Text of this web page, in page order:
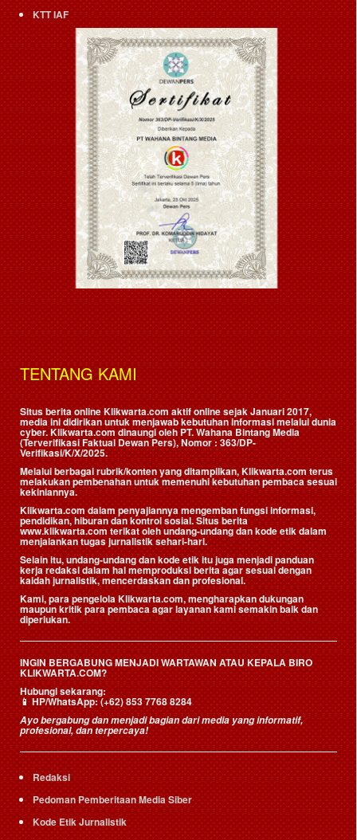
KTT IAF
TENTANG KAMI
Situs berita online Klikwarta.com aktif online sejak Januari 2017,
media ini didirikan untuk menjawab kebutuhan informasi melalui dunia
cyber. Klikwarta.com dinaungi oleh PT. Wahana Bintang Media
(Terverifikasi Faktual Dewan Pers), Nomor : 363/DP-
Verifikasi/K/X/2025.
Melalui berbagai rubrik/konten yang ditampilkan, Klikwarta.com terus
melakukan pembenahan untuk memenuhi kebutuhan pembaca sesuai
kekiniannya.
Klikwarta.com dalam penyajiannya mengemban fungsi informasi,
pendidikan, hiburan dan kontrol sosial. Situs berita
www.klikwarta.com terikat oleh undang-undang dan kode etik dalam
menjalankan tugas jurnalistik sehari-hari.
Selain itu, undang-undang dan kode etik itu juga menjadi panduan
kerja redaksi dalam hal memproduksi berita agar sesuai dengan
kaidah jurnalistik, mencerdaskan dan profesional.
Kami, para pengelola Klikwarta.com, mengharapkan dukungan
maupun kritik para pembaca agar layanan kami semakin baik dan
diperlukan.
INGIN BERGABUNG MENJADI WARTAWAN ATAU KEPALA BIRO
KLIKWARTA.COM?
Hubungi sekarang:
📱HP/WhatsApp:(+62) 853 7768 8284
Ayo bergabung dan menjadi bagian dari media yang informatif,
profesional, dan terpercaya!
Redaksi
Pedoman Pemberitaan Media Siber
Kode Etik Jurnalistik